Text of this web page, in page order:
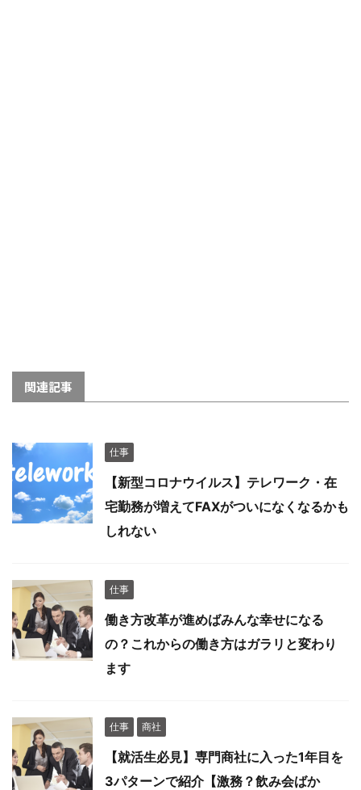
関連記事
仕事
【新型コロナウイルス】テレワーク・在
宅勤務が増えてFAXがついになくなるかも
しれない
仕事
働き方改革が進めばみんな幸せになる
の？これからの働き方はガラリと変わり
ます
仕事 商社
【就活生必見】専門商社に入った1年目を
3パターンで紹介【激務？飲み会ばか